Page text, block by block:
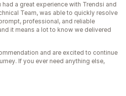
had a great experience with Trendsi and
Team, was able to quickly resolve
professional, and reliable
it means a lot to know we delivered
and are excited to continue
If you ever need anything else,